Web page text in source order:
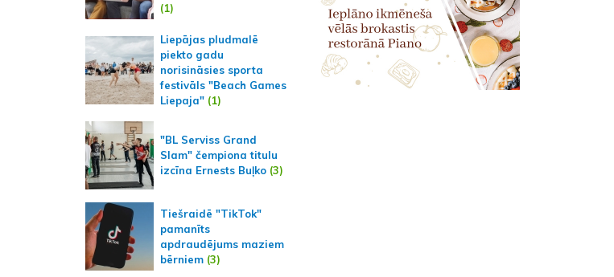
(1)
Liepājas pludmalē
piekto gadu
norisināsies sporta
festivāls "Beach Games
Liepaja" (1)
"BL Serviss Grand
Slam" čempiona titulu
izcīna Ernests Buļko (3)
Tiešraidē "TikTok"
pamanīts
apdraudējums maziem
bērniem (3)